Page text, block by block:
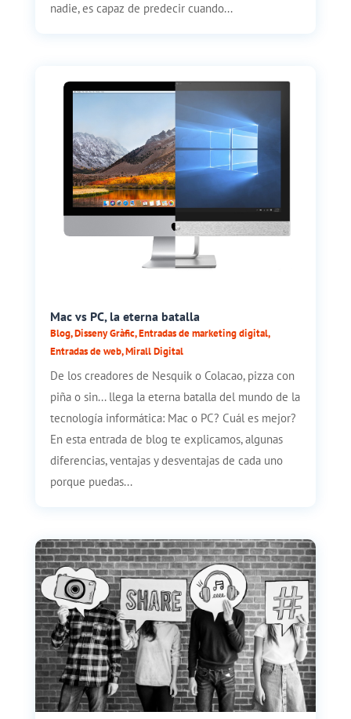
nadie, es capaz de predecir cuando...
Mac vs PC, la eterna batalla
Blog,Disseny Gràfic,Entradas de marketing digital,
Entradas de web,Mirall Digital
De los creadores de Nesquik o Colacao, pizza con
piña o sin... llega la eterna batalla del mundo de la
tecnología informática: Mac o PC? Cuál es mejor?
En esta entrada de blog te explicamos, algunas
diferencias, ventajas y desventajas de cada uno
porque puedas...